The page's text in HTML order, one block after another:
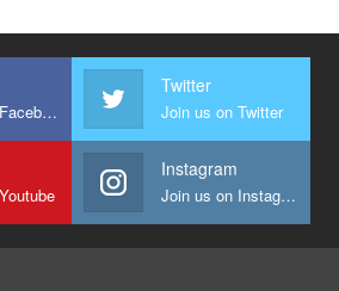
Join us on Facebook
Twitter
Join us on Twitter
Instagram
Join us on Instagram